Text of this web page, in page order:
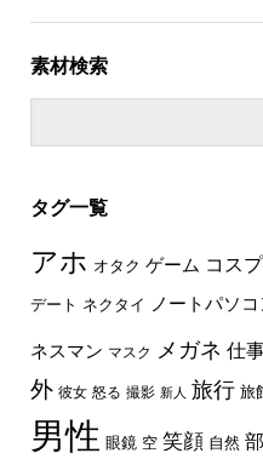
素材検索
タグ一覧
アホ オタク ゲーム コス
デート ネクタイ ノートパソコ
ネスマン マスク メガネ 仕
外 彼女 怒る 撮影 新人 旅行 旅
男性 眼鏡 空 笑顔 自然